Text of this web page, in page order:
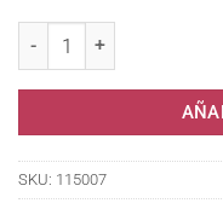
SKU: 115007